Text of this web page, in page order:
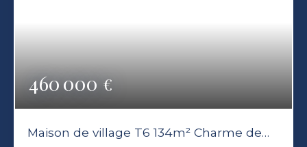
460 000€
Maison de village T6 134m² Charme de